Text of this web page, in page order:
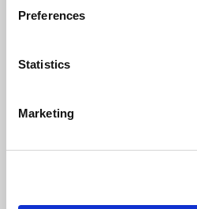
Preferences
Statistics
Marketing
sytuacje, w których AI
Demo
Q&A